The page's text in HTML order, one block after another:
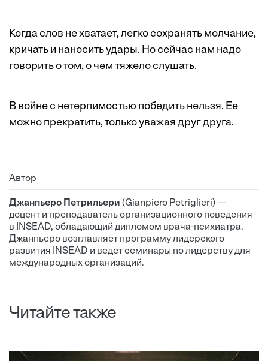
Когда слов не хватает, легко сохранять молчание,
кричать и наносить удары. Но сейчас нам надо
говорить о том, о чем тяжело слушать.
В войне с нетерпимостью победить нельзя. Ее
можно прекратить, только уважая друг друга.
Автор
Джанпьеро Петрильери (Gianpiero Petriglieri) —
доцент и преподаватель организационного поведения
в INSEAD, обладающий дипломом врача-психиатра.
Джанпьеро возглавляет программу лидерского
развития INSEAD и ведет семинары по лидерству для
международных организаций.
Читайте также